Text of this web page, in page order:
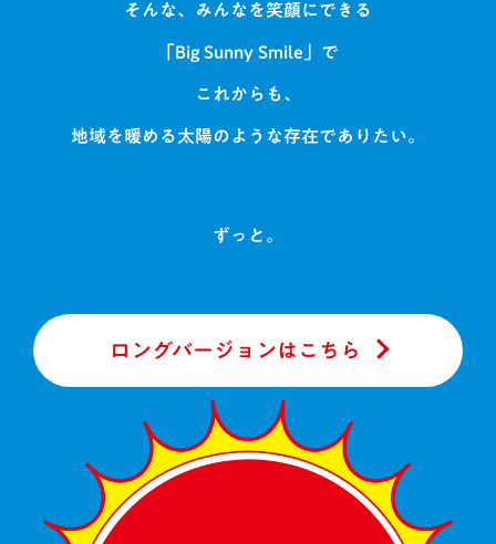
そんな、みんなを笑顔にできる
「Big Sunny Smile」で
これからも、
地域を暖める太陽のような存在でありたい。
ずっと。
ロングバージョンはこちら